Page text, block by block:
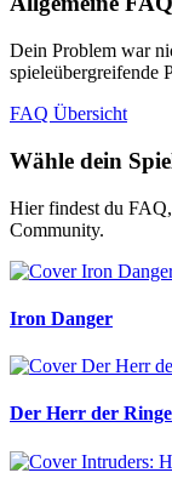
Dein Problem war
spieleübergreifende
FAQ Übersicht
Wähle dein
Hier findest du FAQ,
Community.
Iron Danger
Der Herr der